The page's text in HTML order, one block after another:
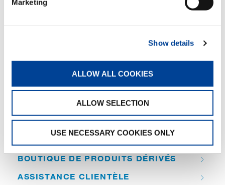
Marketing
Show details
ALLOW ALL COOKIES
ALLOW SELECTION
USE NECESSARY COOKIES ONLY
Telma, additional oil cooler
FICHE TECHNIQUE (PDF)
QUICK LINKS
APERÇU DES PRODUITS
BOUTIQUE DE PRODUITS DÉRIVÉS
ASSISTANCE CLIENTÈLE